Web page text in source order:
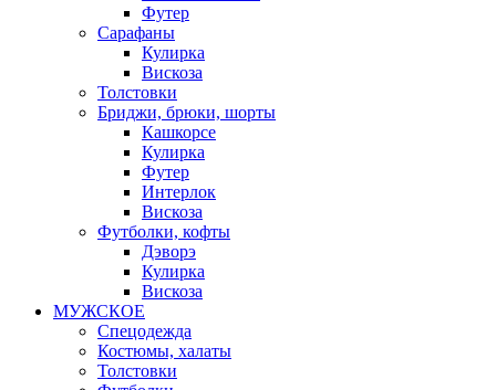
Футер
Сарафаны
Кулирка
Вискоза
Толстовки
Бриджи, брюки, шорты
Кашкорсе
Кулирка
Футер
Интерлок
Вискоза
Футболки, кофты
Дэворэ
Кулирка
Вискоза
МУЖСКОЕ
Спецодежда
Костюмы, халаты
Толстовки